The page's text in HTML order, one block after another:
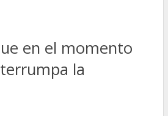
en el momento
la